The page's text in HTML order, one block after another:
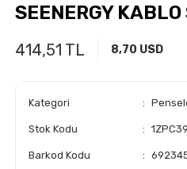
SEENERGY
414,51 TL 8,70 USD
Kategori
Stok Kodu
Barkod Kodu